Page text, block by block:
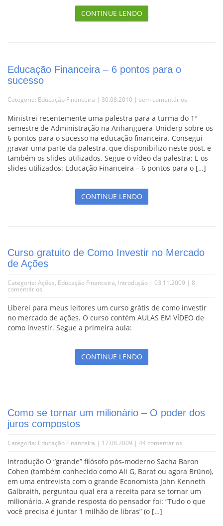
CONTINUE LENDO
Educação Financeira – 6 pontos para o
sucesso
Categoria: Educação Financeira | 30.08.2010 | sem comentários
Ministrei recentemente uma palestra para a turma do 1º
semestre de Administração na Anhanguera-Uniderp sobre os
6 pontos para o sucesso na educação financeira. Consegui
gravar uma parte da palestra, que disponibilizo neste post, e
também os slides utilizados. Segue o vídeo da palestra: E os
slides utilizados: Educação Financeira – 6 pontos para o […]
CONTINUE LENDO
Curso gratuito de Como Investir no Mercado
de Ações
Categoria: Ações, Educação Financeira, Introdução | 03.11.2009 | 8
comentários
Liberei para meus leitores um curso grátis de como investir
no mercado de ações. O curso contém AULAS EM VÍDEO de
como investir. Segue a primeira aula:
CONTINUE LENDO
Como se tornar um milionário – O poder dos
juros compostos
Categoria: Educação Financeira | 17.08.2009 | 44 comentários
Introdução O “grande” filósofo pós-moderno Sacha Baron
Cohen (também conhecido como Ali G, Borat ou agora Brüno),
em uma entrevista com o grande Economista John Kenneth
Galbraith, perguntou qual era a receita para se tornar um
milionário. A grande resposta do pensador foi: “Tudo o que
você precisa é juntar 1 milhão de libras” (o […]